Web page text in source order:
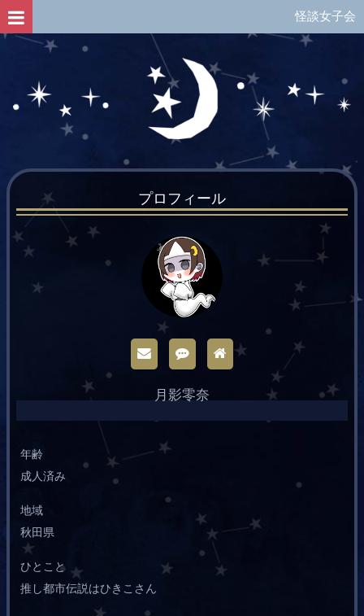
怪談女子会
プロフィール
月影零奈
年齢
成人済み
地域
秋田県
ひとこと
推し都市伝説はひきこさん